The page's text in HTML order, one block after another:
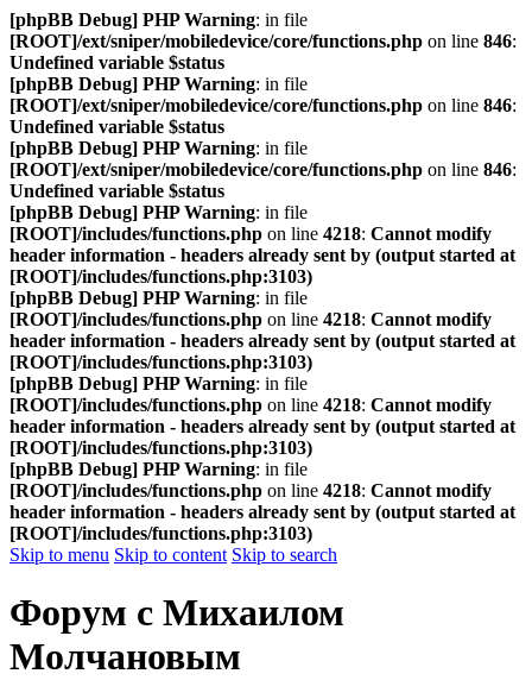
[phpBB Debug] PHP Warning: in file
[ROOT]/ext/sniper/mobiledevice/core/functions.php on line 846:
Undefined variable $status
[phpBB Debug] PHP Warning: in file
[ROOT]/ext/sniper/mobiledevice/core/functions.php on line 846:
Undefined variable $status
[phpBB Debug] PHP Warning: in file
[ROOT]/ext/sniper/mobiledevice/core/functions.php on line 846:
Undefined variable $status
[phpBB Debug] PHP Warning: in file
[ROOT]/includes/functions.php on line 4218: Cannot modify
header information - headers already sent by (output started at
[ROOT]/includes/functions.php:3103)
[phpBB Debug] PHP Warning: in file
[ROOT]/includes/functions.php on line 4218: Cannot modify
header information - headers already sent by (output started at
[ROOT]/includes/functions.php:3103)
[phpBB Debug] PHP Warning: in file
[ROOT]/includes/functions.php on line 4218: Cannot modify
header information - headers already sent by (output started at
[ROOT]/includes/functions.php:3103)
[phpBB Debug] PHP Warning: in file
[ROOT]/includes/functions.php on line 4218: Cannot modify
header information - headers already sent by (output started at
[ROOT]/includes/functions.php:3103)
Skip to menu Skip to content Skip to search
Форум с Михаилом
Молчановым